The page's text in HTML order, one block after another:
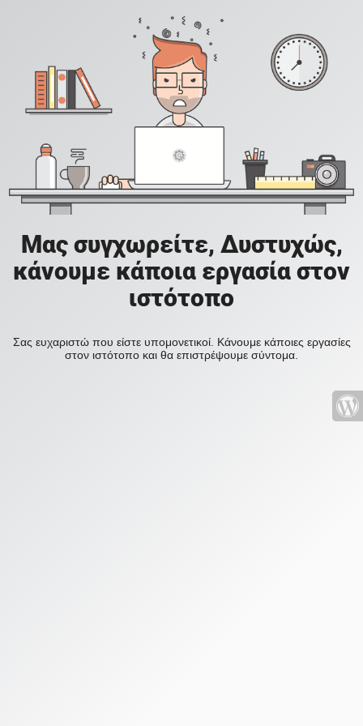
Μας συγχωρείτε, Δυστυχώς,
κάνουμε κάποια εργασία στον
ιστότοπο
Σας ευχαριστώ που είστε υπομονετικοί. Κάνουμε κάποιες εργασίες
στον ιστότοπο και θα επιστρέψουμε σύντομα.